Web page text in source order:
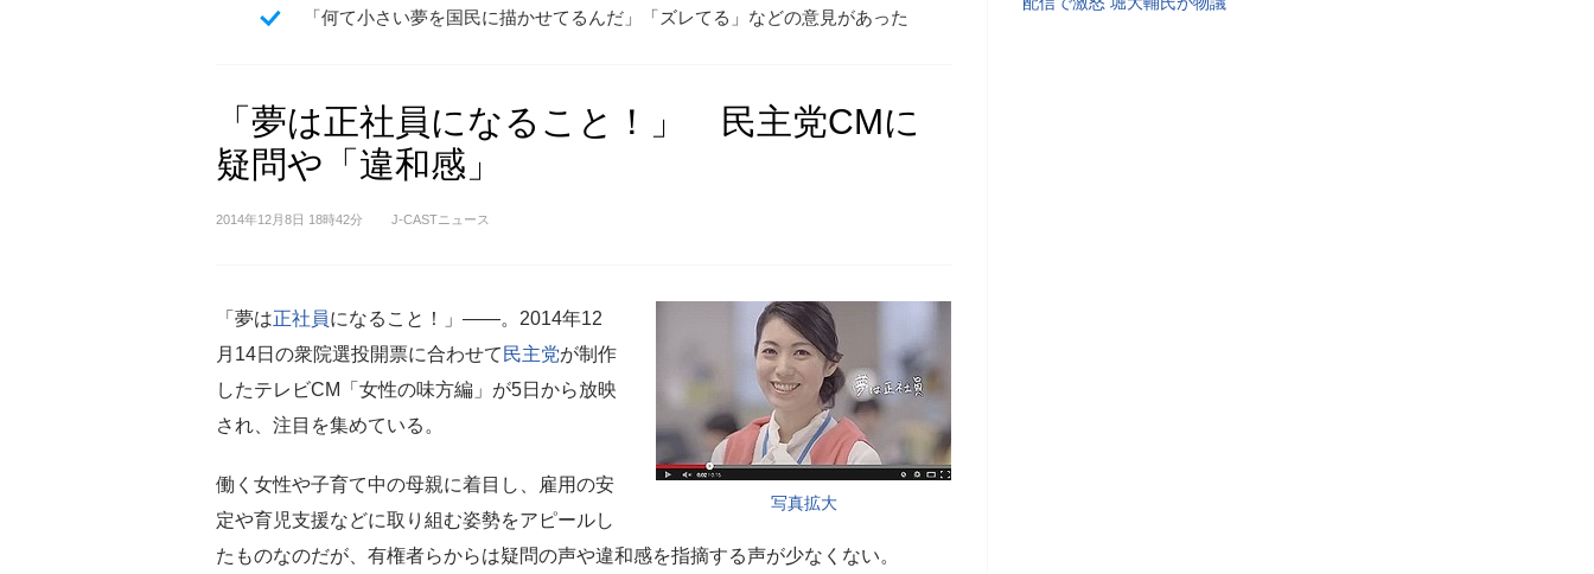
「何て小さい夢を国民に描かせてるんだ」「ズレてる」などの意見があった
「夢は正社員になること！」 民主党CMに
疑問や「違和感」
2014年12月8日 18時42分 J-CASTニュース
写真拡大
「夢は正社員になること！」――。2014年12
月14日の衆院選投開票に合わせて 民主党が制作
したテレビCM「女性の味方編」が5日から放映
され、注目を集めている。
働く女性や子育て中の母親に着目し、雇用の安
定や育児支援などに取り組む姿勢をアピールし
たものなのだが、有権者らからは疑問の声や違和感を指摘する声が少なくない。